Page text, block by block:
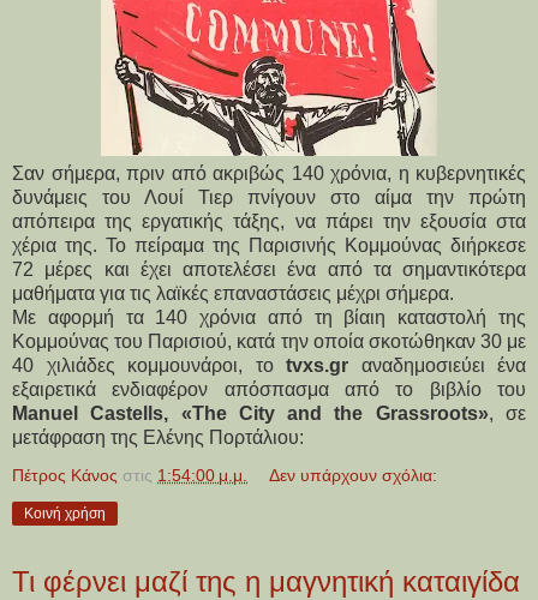
Σαν σήμερα, πριν από ακριβώς 140 χρόνια, η κυβερνητικές
δυνάμεις του Λουί Τιερ πνίγουν στο αίμα την πρώτη
απόπειρα της εργατικής τάξης, να πάρει την εξουσία στα
χέρια της. Το πείραμα της Παρισινής Κομμούνας διήρκεσε
72 μέρες και έχει αποτελέσει ένα από τα σημαντικότερα
μαθήματα για τις λαϊκές επαναστάσεις μέχρι σήμερα.
Με αφορμή τα 140 χρόνια από τη βίαιη καταστολή της
Κομμούνας του Παρισιού, κατά την οποία σκοτώθηκαν 30 με
40 χιλιάδες κομμουνάροι, το tvxs.gr αναδημοσιεύει ένα
εξαιρετικά ενδιαφέρον απόσπασμα από το βιβλίο του
Manuel Castells, «Τhe City and the Grassroots», σε
μετάφραση της Ελένης Πορτάλιου:
Πέτρος Κάνος στις 1:54:00 μ.μ. Δεν υπάρχουν σχόλια:
Κοινή χρήση
Τι φέρνει μαζί της η μαγνητική καταιγίδα